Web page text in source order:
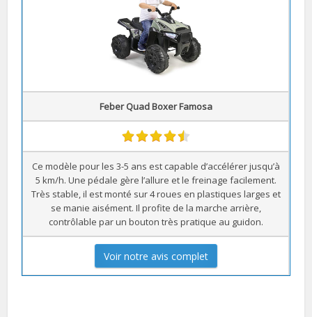
Feber Quad Boxer Famosa
Ce modèle pour les 3-5 ans est capable d’accélérer jusqu’à
5 km/h. Une pédale gère l’allure et le freinage facilement.
Très stable, il est monté sur 4 roues en plastiques larges et
se manie aisément. Il profite de la marche arrière,
contrôlable par un bouton très pratique au guidon.
Voir notre avis complet